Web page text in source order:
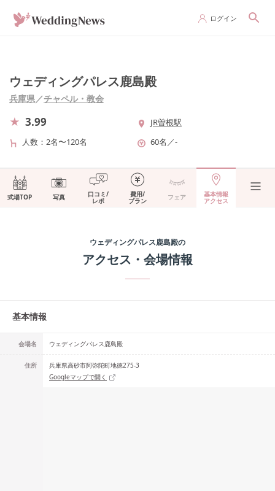
ログイン
ウェディングパレス鹿島殿
兵庫県／チャペル・教会
3.99
JR曽根駅
人数
2名〜120名 60名 ／-
式場TOP 写真 口コミ/
レポ
費用/
プラン フェア 基本情報
アクセス
ウェディングパレス鹿島殿の
アクセス・会場情報
基本情報
会場名 ウェディングパレス鹿島殿
住所
兵庫県高砂市阿弥陀町地徳275-3
Googleマップで開く